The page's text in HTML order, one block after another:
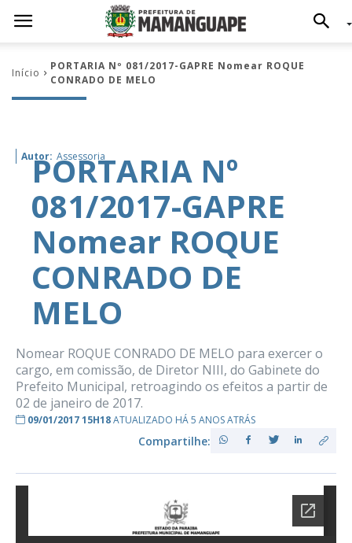
Início
PORTARIA Nº 081/2017-GAPRE Nomear ROQUE
CONRADO DE MELO
Autor: Assessoria
PORTARIA Nº
081/2017-GAPRE
Nomear ROQUE
CONRADO DE
MELO
Nomear ROQUE CONRADO DE MELO para exercer o
cargo, em comissão, de Diretor NIII, do Gabinete do
Prefeito Municipal, retroagindo os efeitos a partir de
02 de janeiro de 2017.
09/01/2017 15H18ATUALIZADO HÁ 5 ANOS ATRÁS
Compartilhe: